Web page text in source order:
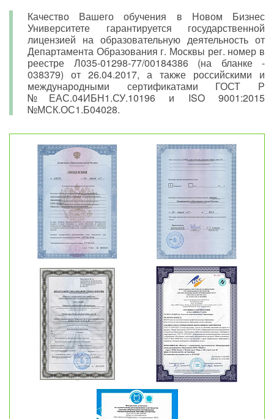
Качество Вашего обучения в Новом Бизнес
Университете гарантируется государственной
лицензией на образовательную деятельность от
Департамента Образования г. Москвы рег. номер в
реестре Л035-01298-77/00184386 (на бланке -
038379) от 26.04.2017, а также российскими и
международными сертификатами ГОСТ Р
№ЕАС.04ИБН1.СУ.10196 и ISO 9001:2015
№МСК.ОС1.Б04028.